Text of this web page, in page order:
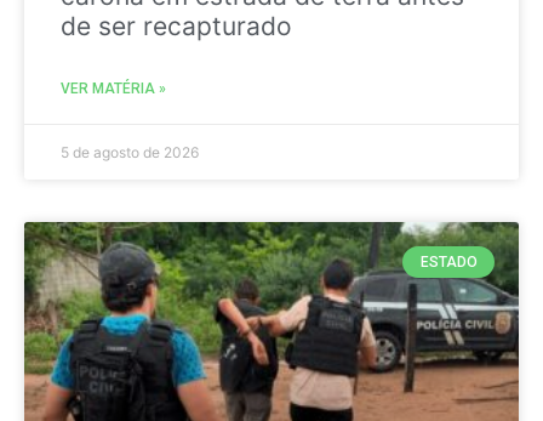
de ser recapturado
VER MATÉRIA »
5 de agosto de 2026
ESTADO